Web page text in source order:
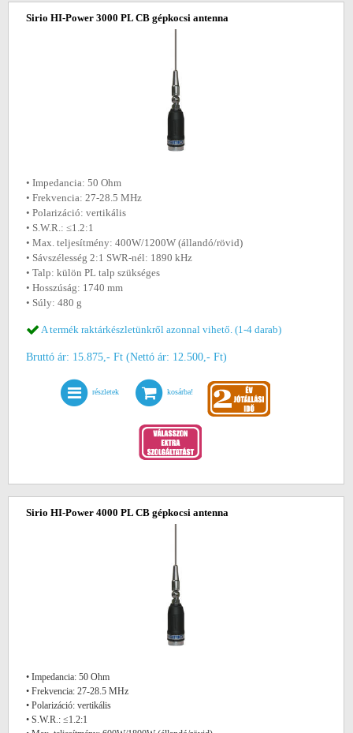
Sirio HI-Power 3000 PL CB gépkocsi antenna
• Impedancia: 50 Ohm
• Frekvencia: 27-28.5 MHz
• Polarizáció: vertikális
• S.W.R.: ≤1.2:1
• Max. teljesítmény: 400W/1200W (állandó/rövid)
• Sávszélesség 2:1 SWR-nél: 1890 kHz
• Talp: külön PL talp szükséges
• Hosszúság: 1740 mm
• Súly: 480 g
A termék raktárkészletünkről azonnal vihető. (1-4 darab)
Bruttó ár: 15.875,- Ft (Nettó ár: 12.500,- Ft)
részletek kosárba!
Sirio HI-Power 4000 PL CB gépkocsi antenna
• Impedancia: 50 Ohm
• Frekvencia: 27-28.5 MHz
• Polarizáció: vertikális
• S.W.R.: ≤1.2:1